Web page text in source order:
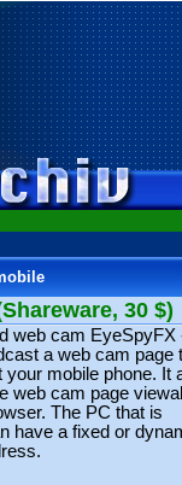
30 $)
web cam EyeSpyFX
a web cam page
your mobile phone. It
web cam page
The PC that is
have a fixed or